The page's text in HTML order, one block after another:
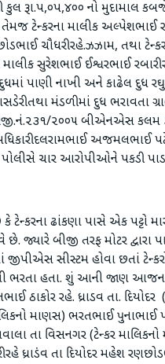
કુલ રૂા.પ,૦પ,૪૦૦ નો મુદામાલ
ટેન્કરના માલીક અલ્પેશભાઈ
ચૌધરી રહે.ઝઝામ, તથા
સુરેશભાઈ ઈશ્વરભાઈ રબારી
પાણી નાખી અને કાઢેલ દુધ
તથા મંડળીમાં દુધ ભરાવતા
રજી.નં.૨૩૧/૨૦૦૫ બીએનએસ
દલરામભાઈ અજમલભાઈ
પોલીસે ચાર આરોપીઓને પકડી
ટેન્કરના ઢાંકણા પાસે એક પટ્ટો
બીજી તરફ મોટર દ્વારા
સીસ્ટમ હોવા છતાં
ભરતા હતા. શું આની જાણ આજના
ઠાકોર રહે. ધ્રાડવ તા.
માણસ) ભરતભાઈ પુનાભાઈ
તા વિસનગર (ટેન્કર
ધ્રાડંવ તા દિયોદર મહેશ